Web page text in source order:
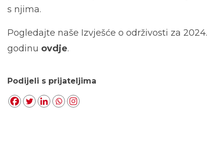
s njima.
Pogledajte naše Izvješće o održivosti za 2024.
godinu ovdje.
Podijeli s prijateljima